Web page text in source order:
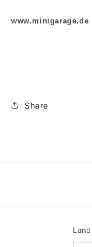
www.minigarage.de
Share